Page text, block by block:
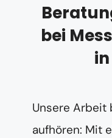
bei
Unsere Arbeit
aufhören: Mit